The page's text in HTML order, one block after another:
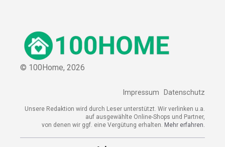
© 100Home, 2026
Impressum Datenschutz
Unsere Redaktion wird durch Leser unterstützt. Wir verlinken u.a.
auf ausgewählte Online-Shops und Partner,
von denen wir ggf. eine Vergütung erhalten. Mehr erfahren.